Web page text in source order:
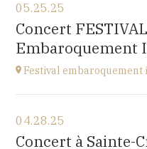
Fondation de Grammont
205 rue de l'Hôpital,
at14H
05.25.25
Concert FESTIVAL
Embaroquement
Festival embaroquement
Le Nord (59)
04.28.25
Concert à Sainte-